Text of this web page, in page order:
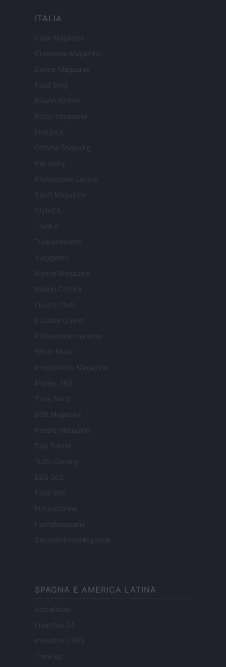
ITALIA
Casa Magazine
Cineverse Magazine
Donne Magazine
Food Blog
Milano Notizie
Motor Magazine
Notizie.it
Offerte Shopping
Pet Story
Professione Lavoro
Sport Magazine
Style24
Think.it
Tuobenessere
Viaggiamo
Nonne Magazine
Milano Cortina
Luxury Club
Il Calcio Online
Professione mamma
World Music
Investimenti Magazine
Money 365
Zona Nerd
B2B Magazine
People Magazine
Day Travel
Tutto Gaming
ESG 365
Food Wiki
FuturoDonna
HomeMagazine
SecondHomeMagazine
SPAGNA E AMERICA LATINA
Actualidad
Finanzas 24
Investindo 365
Think.es